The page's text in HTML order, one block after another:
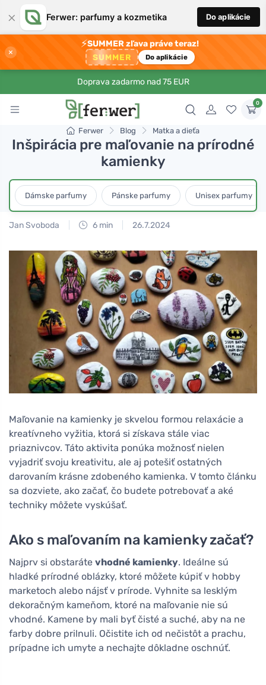
× Ferwer: parfumy a kozmetika Do aplikácie
×
⚡SUMMER zľava práve teraz!
SUMMER Do aplikácie
Doprava zadarmo nad 75 EUR
0
Ferwer Blog Matka a dieťa
Inšpirácia pre maľovanie na prírodné
kamienky
Dámske parfumy Pánske parfumy Unisex parfumy
Jan Svoboda 6 min 26.7.2024
Maľovanie na kamienky je skvelou formou relaxácie a
kreatívneho vyžitia, ktorá si získava stále viac
priaznivcov. Táto aktivita ponúka možnosť nielen
vyjadriť svoju kreativitu, ale aj potešiť ostatných
darovaním krásne zdobeného kamienka. V tomto článku
sa dozviete, ako začať, čo budete potrebovať a aké
techniky môžete vyskúšať.
Ako s maľovaním na kamienky začať?
Najprv si obstaráte vhodné kamienky. Ideálne sú
hladké prírodné oblázky, ktoré môžete kúpiť v hobby
marketoch alebo nájsť v prírode. Vyhnite sa lesklým
dekoračným kameňom, ktoré na maľovanie nie sú
vhodné. Kamene by mali byť čisté a suché, aby na ne
farby dobre prilnuli. Očistite ich od nečistôt a prachu,
prípadne ich umyte a nechajte dôkladne oschnúť.